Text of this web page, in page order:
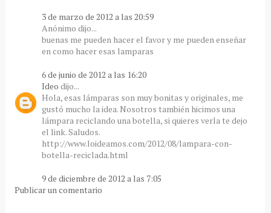
3 de marzo de 2012 a las 20:59
Anónimo dijo...
buenas me pueden hacer el favor y me pueden enseñar
en como hacer esas lamparas
6 de junio de 2012 a las 16:20
Ideo dijo...
Hola, esas lámparas son muy bonitas y originales, me
gustó mucho la idea. Nosotros también hicimos una
lámpara reciclando una botella, si quieres verla te dejo
el link. Saludos.
http://www.loideamos.com/2012/08/lampara-con-
botella-reciclada.html
9 de diciembre de 2012 a las 7:05
Publicar un comentario